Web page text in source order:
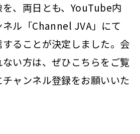
、両日とも、YouTube内
ル「Channel JVA」にて
ることが決定しました。会
い方は、ぜひこちらをご覧
ャンネル登録をお願いいた